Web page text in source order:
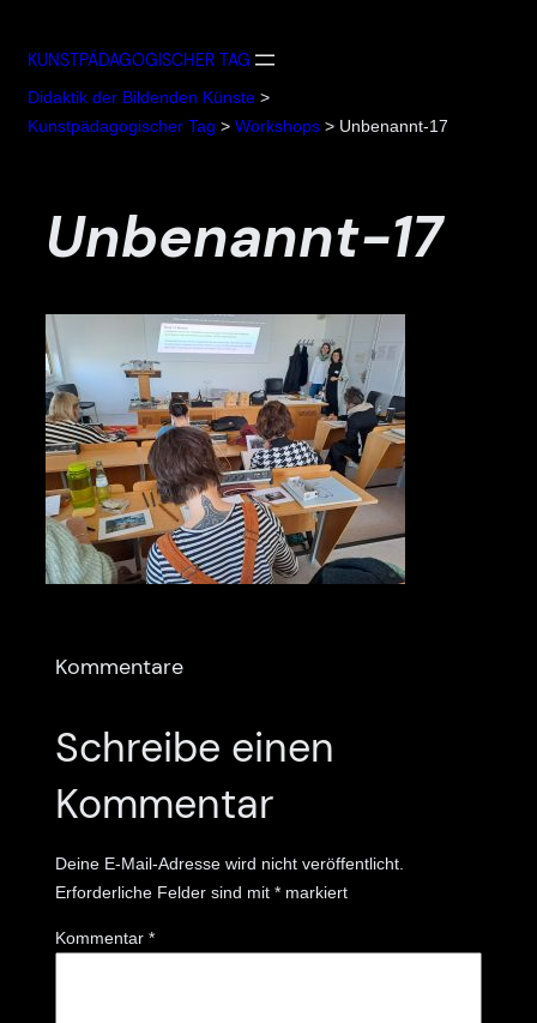
Inhalt
KUNSTPÄDAGOGISCHER TAG
Didaktik der Bildenden Künste >
Kunstpädagogischer Tag > Workshops > Unbenannt-17
Unbenannt-17
Kommentare
Schreibe einen
Kommentar
Deine E-Mail-Adresse wird nicht veröffentlicht.
Erforderliche Felder sind mit * markiert
Kommentar *